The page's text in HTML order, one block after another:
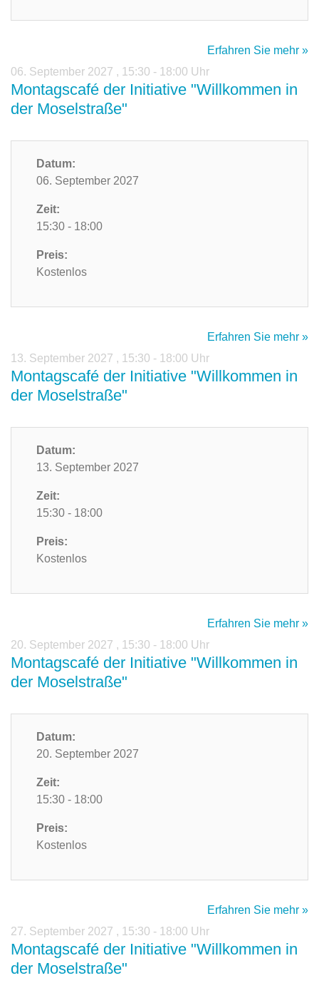
Erfahren Sie mehr »
06. September 2027 , 15:30 - 18:00 Uhr
Montagscafé der Initiative "Willkommen in
der Moselstraße"
Datum:
06. September 2027
Zeit:
15:30 - 18:00
Preis:
Kostenlos
Erfahren Sie mehr »
13. September 2027 , 15:30 - 18:00 Uhr
Montagscafé der Initiative "Willkommen in
der Moselstraße"
Datum:
13. September 2027
Zeit:
15:30 - 18:00
Preis:
Kostenlos
Erfahren Sie mehr »
20. September 2027 , 15:30 - 18:00 Uhr
Montagscafé der Initiative "Willkommen in
der Moselstraße"
Datum:
20. September 2027
Zeit:
15:30 - 18:00
Preis:
Kostenlos
Erfahren Sie mehr »
27. September 2027 , 15:30 - 18:00 Uhr
Montagscafé der Initiative "Willkommen in
der Moselstraße"